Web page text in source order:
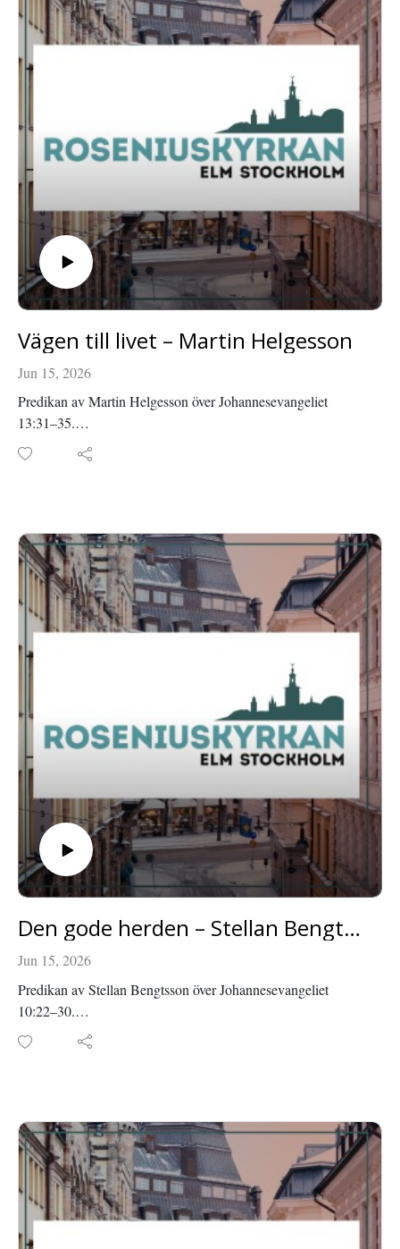
Vägen till livet – Martin Helgesson
Jun 15, 2026
Predikan av Martin Helgesson över Johannesevangeliet
13:31–35.
Inspelad i Roseniuskyrkan den 26 april 2026.
Läs mer om Roseniuskyrkan på roseniuskyrkan.se eller
Den gode herden – Stellan Bengtsson
Jun 15, 2026
Predikan av Stellan Bengtsson över Johannesevangeliet
10:22–30.
Inspelad i Roseniuskyrkan den 19 april 2026.
Läs mer om Roseniuskyrkan på roseniuskyrkan.se eller